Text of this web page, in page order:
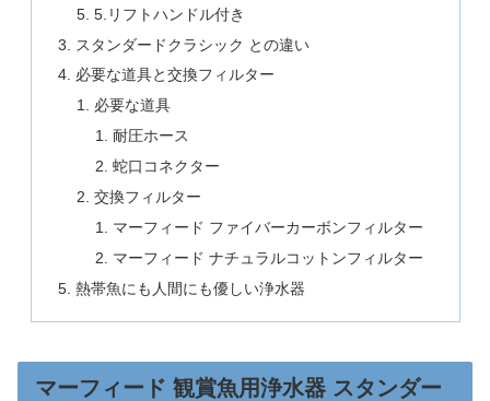
5.リフトハンドル付き
スタンダードクラシック との違い
必要な道具と交換フィルター
必要な道具
耐圧ホース
蛇口コネクター
交換フィルター
マーフィード ファイバーカーボンフィルター
マーフィード ナチュラルコットンフィルター
熱帯魚にも人間にも優しい浄水器
マーフィード 観賞魚用浄水器 スタンダー